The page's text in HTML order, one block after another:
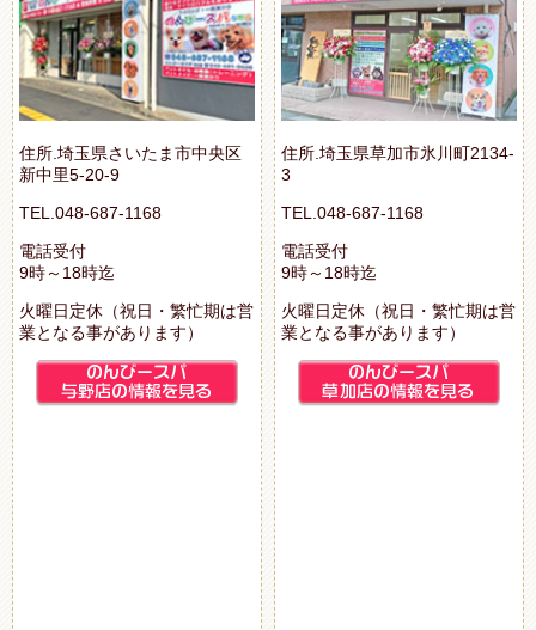
住所.埼玉県さいたま市中央区
新中里5-20-9
TEL.048-687-1168
電話受付
9時～18時迄
火曜日定休（祝日・繁忙期は営
業となる事があります）
住所.埼玉県草加市氷川町2134-
3
TEL.048-687-1168
電話受付
9時～18時迄
火曜日定休（祝日・繁忙期は営
業となる事があります）